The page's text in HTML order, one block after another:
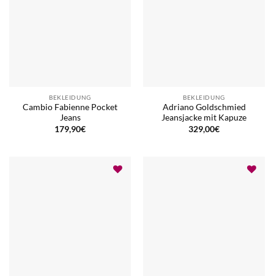
BEKLEIDUNG
Cambio Fabienne Pocket
Jeans
179,90€
BEKLEIDUNG
Adriano Goldschmied
Jeansjacke mit Kapuze
329,00€